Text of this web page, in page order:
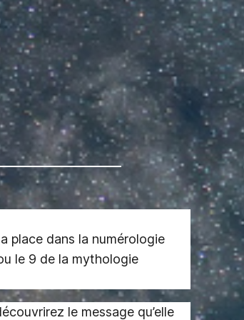
place dans la numérologie
le 9 de la mythologie
le message qu’elle